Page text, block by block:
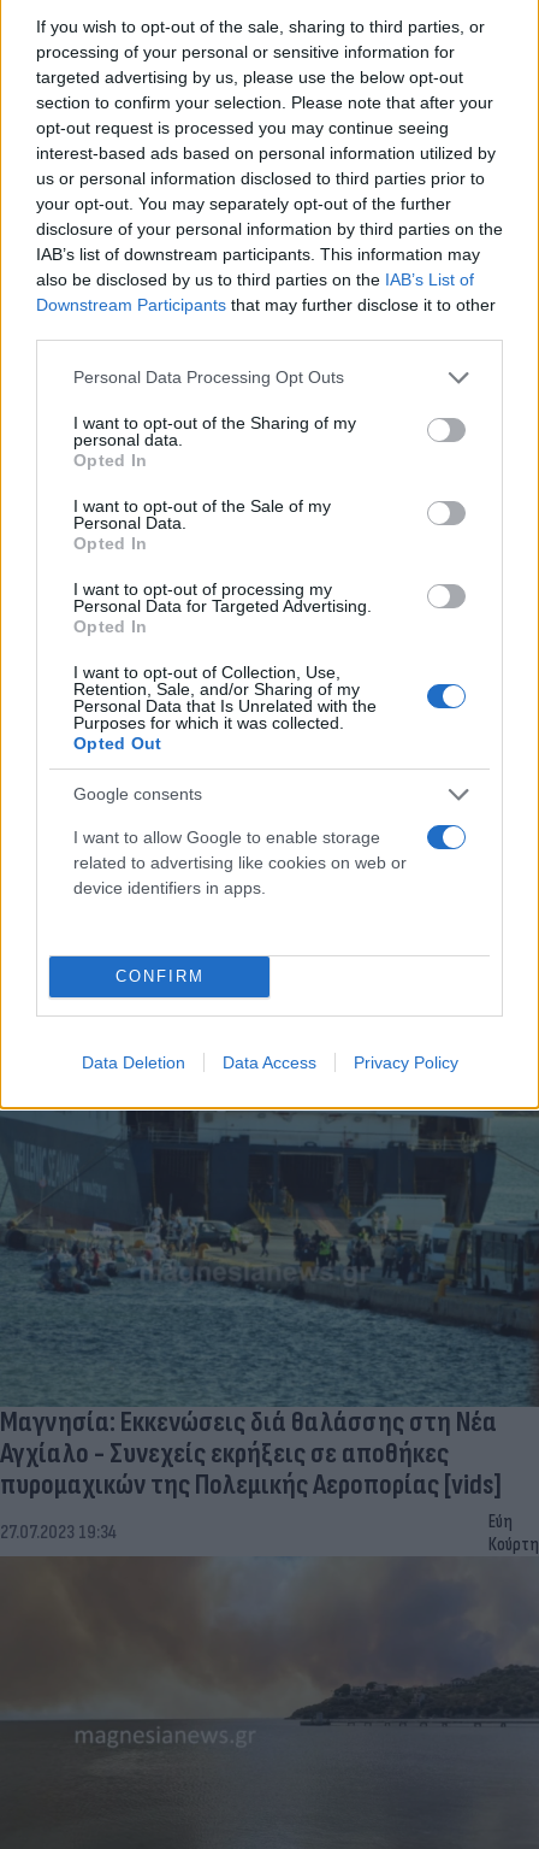
If you wish to opt-out of the sale, sharing to third parties, or
processing of your personal or sensitive information for
targeted advertising by us, please use the below opt-out
section to confirm your selection. Please note that after your
opt-out request is processed you may continue seeing
interest-based ads based on personal information utilized by
us or personal information disclosed to third parties prior to
your opt-out. You may separately opt-out of the further
disclosure of your personal information by third parties on the
IAB’s list of downstream participants. This information may
also be disclosed by us to third parties on the IAB’s List of
Downstream Participants that may further disclose it to other
Please note that this website/app uses one or more Google
not limited to your visit or usage behaviour. You may click to
grant or deny consent to Google and its third-party tags to
use your data for below specified purposes in below Google
consent section.
Personal Data Processing Opt Outs
I want to opt-out of the Sharing of my
personal data.
Opted In
I want to opt-out of the Sale of my
Personal Data.
Opted In
I want to opt-out of processing my
Personal Data for Targeted Advertising.
Opted In
I want to opt-out of Collection, Use,
Retention, Sale, and/or Sharing of my
Personal Data that Is Unrelated with the
Purposes for which it was collected.
Opted Out
Google consents
I want to allow Google to enable storage
related to advertising like cookies on web or
device identifiers in apps.
CONFIRM
Data Deletion Data Access Privacy Policy
Νέα Αγχίαλος: Θραύσματα από τα εκρηκτικά σε
εκατοντάδες μέτρα - Φωτό ντοκουμέντα
28.07.2023 11:52
Γιαννακού
Νέα Αγχίαλος: Έρημη πόλη - Ζημιές σε σπίτια,
καταστήματα και δρόμους μετά τις εκρήξεις
28.07.2023 09:56
Νέα Αγχίαλος: Η στιγμή που ο Α/ΓΕΕΘΑ ενημερώνει
Μητσοτάκη και Δένδια για τις εκρήξεις στην
Μαγνησία: Εκκενώσεις διά θαλάσσης στη Νέα
Αγχίαλο - Συνεχείς εκρήξεις σε αποθήκες
πυρομαχικών της Πολεμικής Αεροπορίας [vids]
27.07.2023 19:34
Εύη
Κούρτη